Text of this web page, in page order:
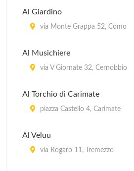
Al Giardino
via Monte Grappa 52, Como
Al Musichiere
via V Giornate 32, Cernobbio
Al Torchio di Carimate
piazza Castello 4, Carimate
Al Veluu
via Rogaro 11, Tremezzo